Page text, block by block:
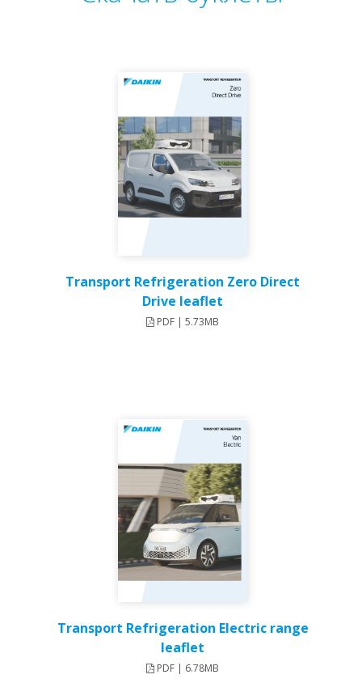
Transport Refrigeration Zero Direct
Drive leaflet
PDF | 5.73MB
Transport Refrigeration Electric range
leaflet
PDF | 6.78MB